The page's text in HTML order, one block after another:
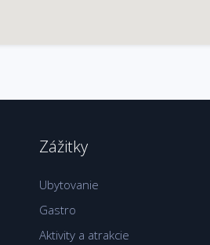
Zážitky
Ubytovanie
Gastro
Aktivity a atrakcie